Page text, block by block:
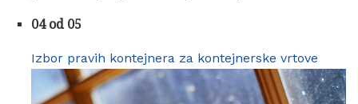
04 od 05
Izbor pravih kontejnera za kontejnerske vrtove